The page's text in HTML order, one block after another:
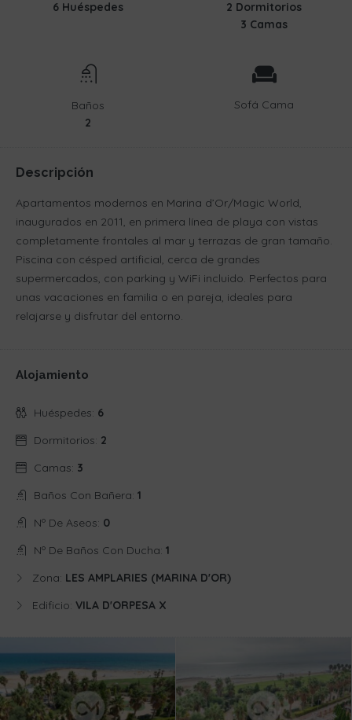
6 Huéspedes
2 Dormitorios
3 Camas
Baños
2
Sofá Cama
Descripción
Apartamentos modernos en Marina d’Or/Magic World,
inaugurados en 2011, en primera línea de playa con vistas
completamente frontales al mar y terrazas de gran tamaño.
Piscina con césped artificial, cerca de grandes
supermercados, con parking y WiFi incluido. Perfectos para
unas vacaciones en familia o en pareja, ideales para
relajarse y disfrutar del entorno.
Alojamiento
Huéspedes: 6
Dormitorios: 2
Camas: 3
Baños Con Bañera: 1
Nº De Aseos: 0
Nº De Baños Con Ducha: 1
Zona: LES AMPLARIES (MARINA D'OR)
Edificio: VILA D'ORPESA X